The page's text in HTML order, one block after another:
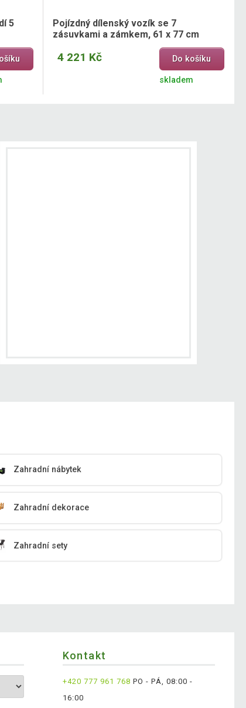
5
Pojízdný dílenský vozík se 7
zásuvkami a zámkem, 61 x 77 cm
4 221 Kč Do košíku
skladem
Zahradní nábytek
Zahradní dekorace
Zahradní sety
Kontakt
+420 777 961 768 PO - PÁ, 08:00 -
16:00